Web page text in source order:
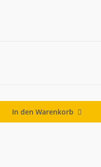
In den Warenkorb